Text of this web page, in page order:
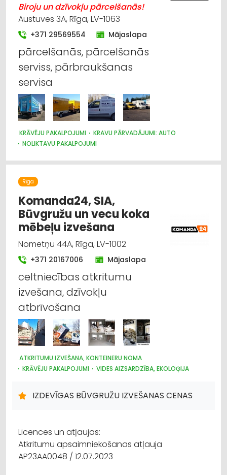
Biroju un dzīvokļu pārcelšanās!
Austuves 3A, Rīga, LV-1063
+371 29569554 Mājaslapa
pārcelšanās, pārcelšanās
serviss, pārbraukšanas
servisa
KRĀVĒJU PAKALPOJUMI
KRAVU PĀRVADĀJUMI: AUTO
NOLIKTAVU PAKALPOJUMI
KRAVU PĀRVADĀJUMI: KUĢU
IEPAKOJUMS, IESAIŅOŠANA
MUITA
Rīga
Komanda24, SIA,
Būvgružu un vecu koka
mēbeļu izvešana
Nometņu 44A, Rīga, LV-1002
+371 20167006 Mājaslapa
celtniecības atkritumu
izvešana, dzīvokļu
atbrīvošana
ATKRITUMU IZVEŠANA, KONTEINERU NOMA
KRĀVĒJU PAKALPOJUMI
VIDES AIZSARDZĪBA, EKOLOĢIJA
ATKRITUMU UZGLABĀŠANA, SADZĪVES TEHNIKAS SAVĀKŠANA
PĀRVIETOŠANĀS SERVISS
IZDEVĪGAS BŪVGRUŽU IZVEŠANAS CENAS
Licences un atļaujas:
Atkritumu apsaimniekošanas atļauja
AP23AA0048 / 12.07.2023